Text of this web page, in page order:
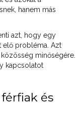
hanem más
azt, hogy egy
elő probléma. Azt
minőségére.
kapcsolatot
és